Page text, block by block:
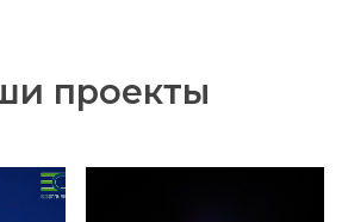
проекты